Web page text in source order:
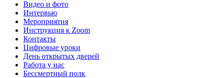
Видео и фото
Интервью
Мероприятия
Инструкция к Zoom
Контакты
Цифровые уроки
День открытых дверей
Работа у нас
Бессмертный полк